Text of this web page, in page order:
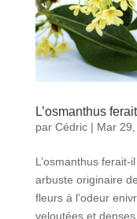
L’osmanthus
par Cédric| Mar
L’osmanthus
arbuste originaire
fleurs à l’odeur
veloutées et